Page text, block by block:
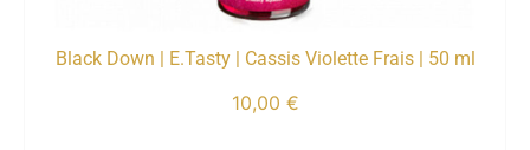
Black Down | E.Tasty | Cassis Violette Frais | 50 ml
10,00 €